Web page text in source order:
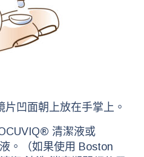
凹面朝上放在手掌上。
清潔液或
。（如果使用 Boston